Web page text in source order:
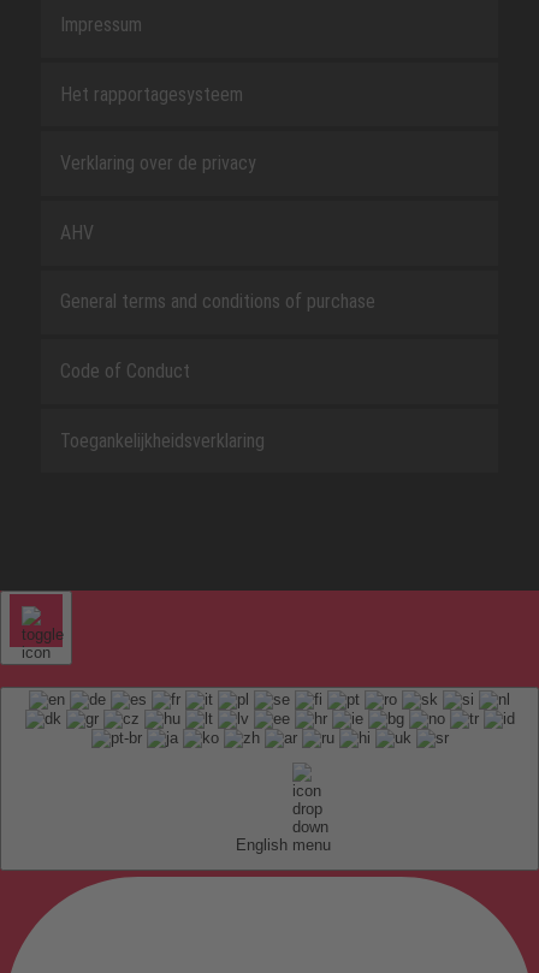
Impressum
Het rapportagesysteem
Verklaring over de privacy
AHV
General terms and conditions of purchase
Code of Conduct
Toegankelijkheidsverklaring
English